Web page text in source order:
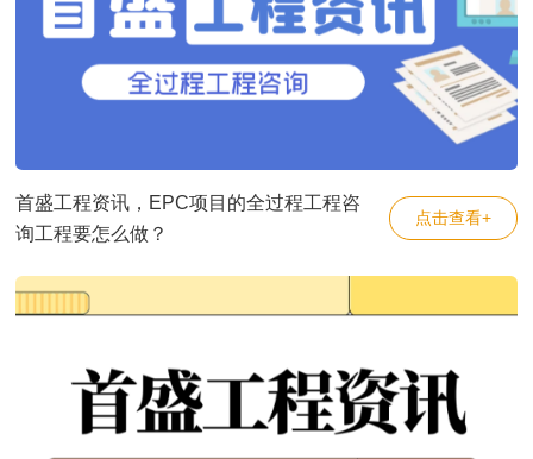
首盛工程资讯，EPC项目的全过程工程咨
询工程要怎么做？
点击查看+